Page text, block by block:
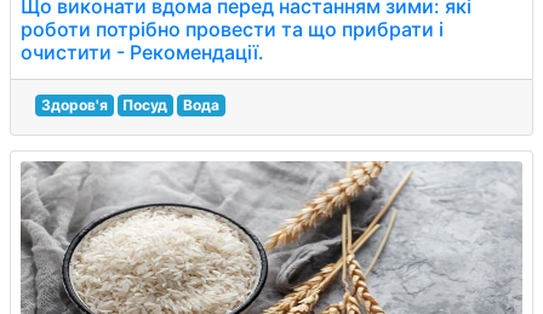
Що виконати вдома перед настанням зими: які
роботи потрібно провести та що прибрати і
очистити - Рекомендації.
Здоров'я Посуд Вода